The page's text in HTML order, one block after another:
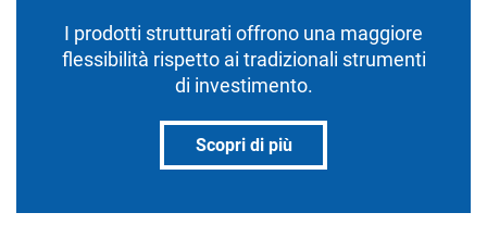
I prodotti strutturati offrono una maggiore
flessibilità rispetto ai tradizionali strumenti
di investimento.
Scopri di più